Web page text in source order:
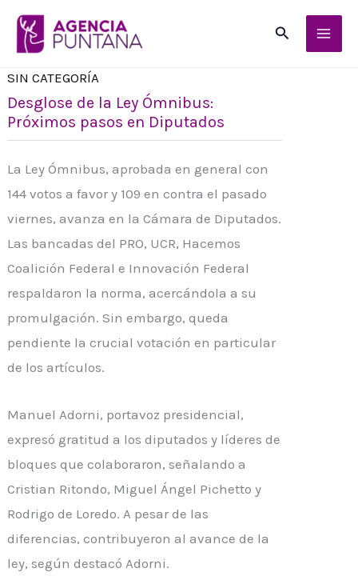
Buscar
SIN CATEGORÍA
Desglose de la Ley Ómnibus:
Próximos pasos en Diputados
La Ley Ómnibus, aprobada en general con
144 votos a favor y 109 en contra el pasado
viernes, avanza en la Cámara de Diputados.
Las bancadas del PRO, UCR, Hacemos
Coalición Federal e Innovación Federal
respaldaron la norma, acercándola a su
promulgación. Sin embargo, queda
pendiente la crucial votación en particular
de los artículos.
Manuel Adorni, portavoz presidencial,
expresó gratitud a los diputados y líderes de
bloques que colaboraron, señalando a
Cristian Ritondo, Miguel Ángel Pichetto y
Rodrigo de Loredo. A pesar de las
diferencias, contribuyeron al avance de la
ley, según destacó Adorni.